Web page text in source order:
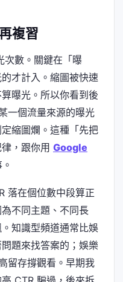
複習
次數。關鍵在「曝
才計入。縮圖被快速
曝光。所以你看到後
一個流量來源的曝光
縮圖爛。這種「先把
，跟你用 Google
落在個位數中段算正
不同主題、不同長
知識型頻道通常比娛
題來找答案的；娛樂
留存撐觀看。早期我